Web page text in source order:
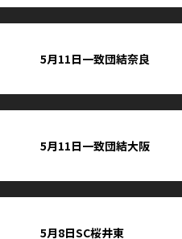
5月11日一致団結奈良
5月11日一致団結大阪
5月8日SC桜井東